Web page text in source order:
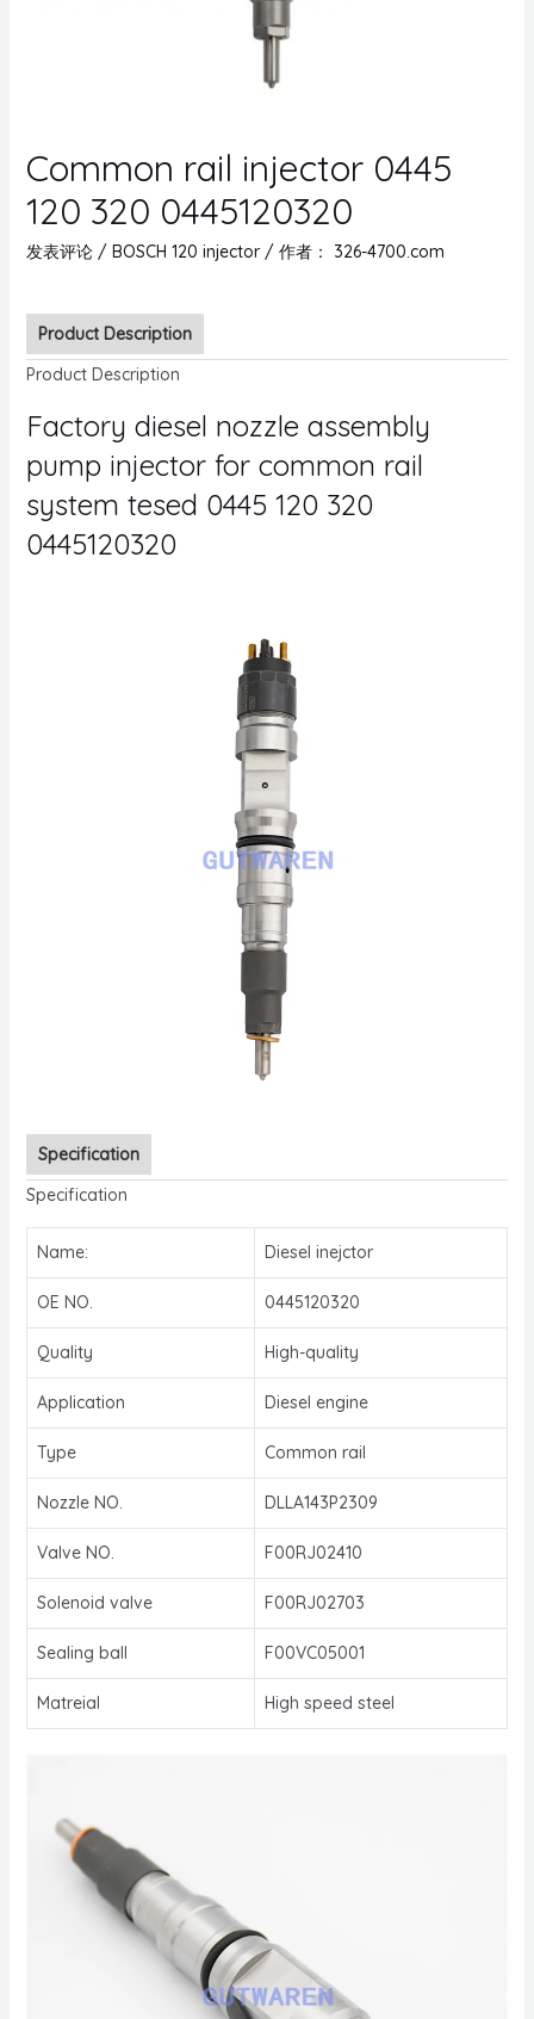
Common rail injector 0445
120 320 0445120320
发表评论 / BOSCH 120 injector/ 作者： 326-4700.com
Product Description
Product Description
Factory diesel nozzle assembly
pump injector for common rail
system tesed 0445 120 320
0445120320
Specification
Specification
Name: Diesel inejctor
OE NO. 0445120320
Quality High-quality
Application Diesel engine
Type Common rail
Nozzle NO. DLLA143P2309
Valve NO. F00RJ02410
Solenoid valve F00RJ02703
Sealing ball F00VC05001
Matreial High speed steel